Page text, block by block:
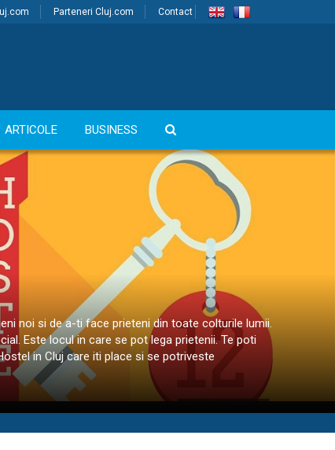
Parteneri Cluj.com Contact
ARTICOLE BUSINESS
noi si de a-ti face prieteni din toate colturile lumii.
Este locul in care se pot lega prietenii. Te poti
in Cluj care iti place si se potriveste